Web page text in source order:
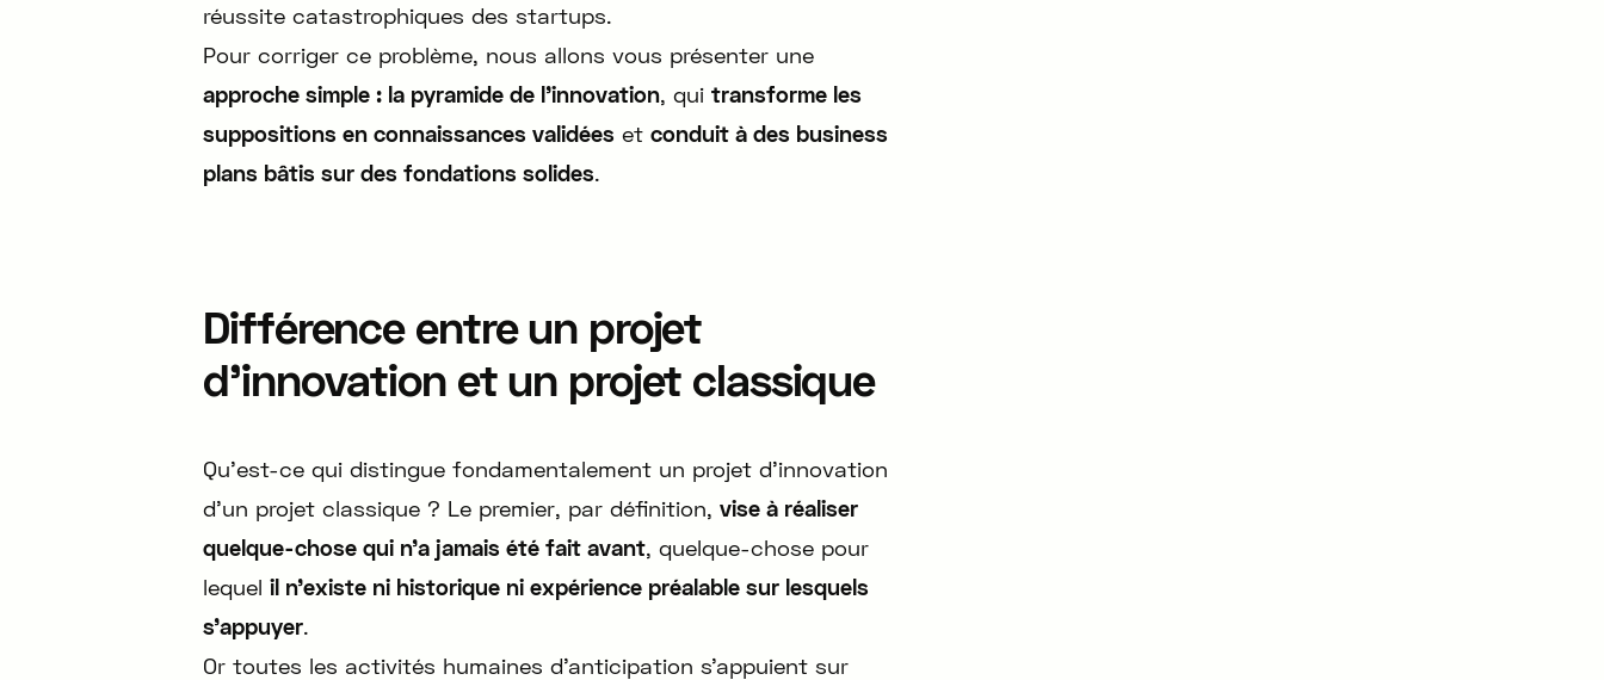
réussite catastrophiques des startups.
Pour corriger ce problème, nous allons vous présenter une
approche simple : la pyramide de l’innovation, quitransforme les
suppositions en connaissances validées etconduit à des business
plans bâtis sur des fondations solides.
Différence entre un projet
d’innovation et un projet classique
Qu’est-ce qui distingue fondamentalement un projet d’innovation
d’un projet classique ? Le premier, par définition,vise à réaliser
quelque-chose qui n’a jamais été fait avant, quelque-chose pour
lequelil n’existe ni historique ni expérience préalable sur lesquels
s’appuyer.
Or toutes les activités humaines d’anticipation s’appuient sur